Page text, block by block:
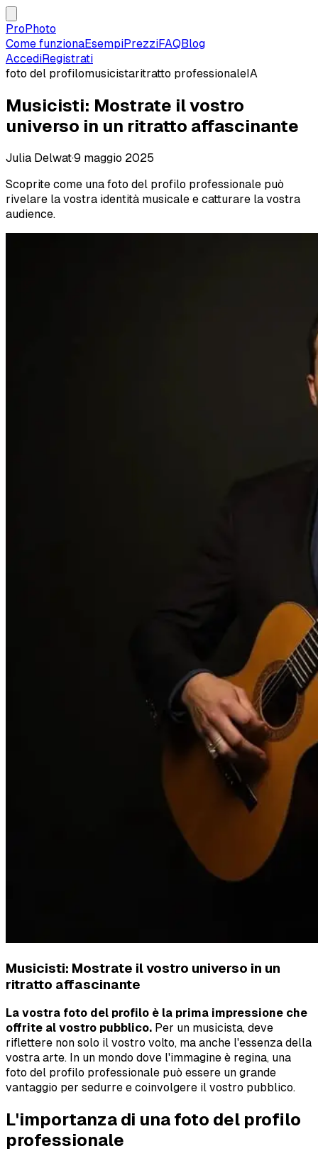
ProPhoto
Come funzionaEsempiPrezziFAQBlog
AccediRegistrati
foto del profilomusicistaritratto professionaleIA
Musicisti: Mostrate il vostro
universo in un ritratto affascinante
Julia Delwat·9 maggio 2025
Scoprite come una foto del profilo professionale può
rivelare la vostra identità musicale e catturare la vostra
audience.
Musicisti: Mostrate il vostro universo in un
ritratto affascinante
La vostra foto del profilo è la prima impressione che
offrite al vostro pubblico. Per un musicista, deve
riflettere non solo il vostro volto, ma anche l'essenza della
vostra arte. In un mondo dove l'immagine è regina, una
foto del profilo professionale può essere un grande
vantaggio per sedurre e coinvolgere il vostro pubblico.
L'importanza di una foto del profilo
professionale